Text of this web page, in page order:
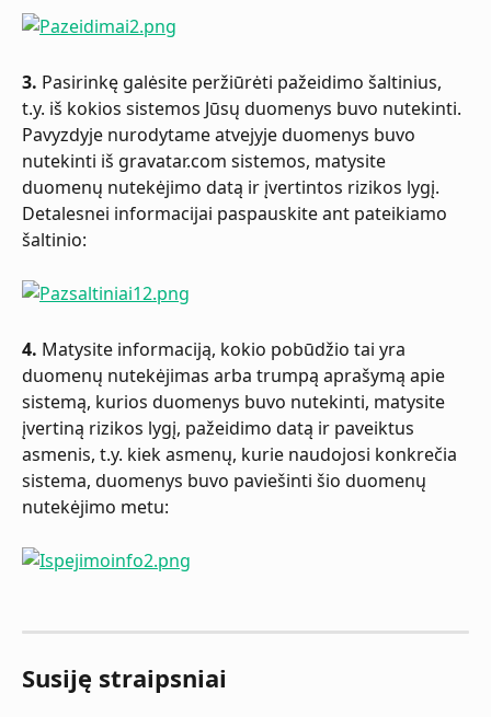
3. Pasirinkę galėsite peržiūrėti pažeidimo šaltinius,
t.y. iš kokios sistemos Jūsų duomenys buvo nutekinti.
Pavyzdyje nurodytame atvejyje duomenys buvo
nutekinti iš gravatar.com sistemos, matysite
duomenų nutekėjimo datą ir įvertintos rizikos lygį.
Detalesnei informacijai paspauskite ant pateikiamo
šaltinio:
4. Matysite informaciją, kokio pobūdžio tai yra
duomenų nutekėjimas arba trumpą aprašymą apie
sistemą, kurios duomenys buvo nutekinti, matysite
įvertiną rizikos lygį, pažeidimo datą ir paveiktus
asmenis, t.y. kiek asmenų, kurie naudojosi konkrečia
sistema, duomenys buvo paviešinti šio duomenų
nutekėjimo metu:
Susiję straipsniai